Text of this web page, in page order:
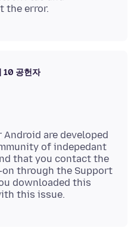
10 공헌자
are developed
of indepedant
that you contact the
through the Support
downloaded this